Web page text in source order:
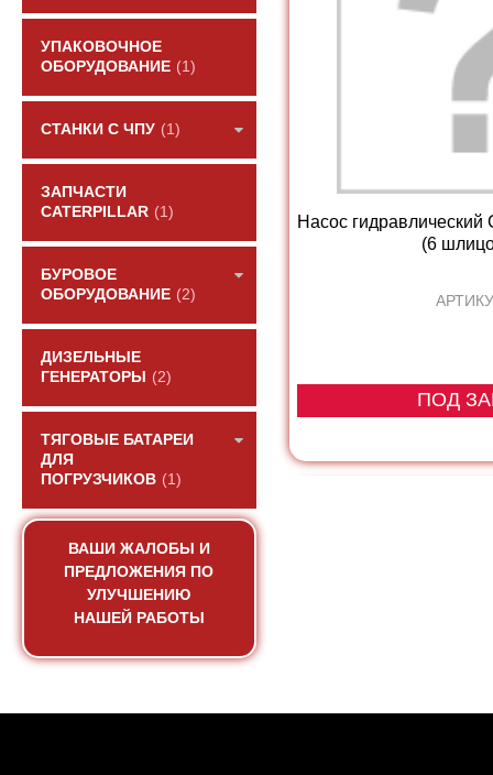
УПАКОВОЧНОЕ
ОБОРУДОВАНИЕ (1)
СТАНКИ С ЧПУ (1)
ЗАПЧАСТИ
CATERPILLAR (1)
БУРОВОЕ
ОБОРУДОВАНИЕ (2)
ДИЗЕЛЬНЫЕ
ГЕНЕРАТОРЫ
(2)
ТЯГОВЫЕ БАТАРЕИ
ДЛЯ
ПОГРУЗЧИКОВ (1)
ВАШИ ЖАЛОБЫ И
ПРЕДЛОЖЕНИЯ ПО
УЛУЧШЕНИЮ
НАШЕЙ РАБОТЫ
Насос
(6
ПОД